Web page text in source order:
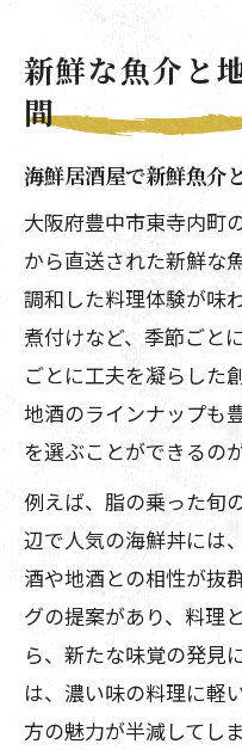
新鮮な魚介と
間
海鮮居酒屋で新鮮魚介
大阪府豊中市東寺内町
から直送された新鮮な
調和した料理体験が味
煮付けなど、季節ごと
ごとに工夫を凝らした
地酒のラインナップも
を選ぶことができるの
例えば、脂の乗った旬
辺で人気の海鮮丼には
酒や地酒との相性が抜
グの提案があり、料理
ら、新たな味覚の発見
は、濃い味の料理に軽
方の魅力が半減してし